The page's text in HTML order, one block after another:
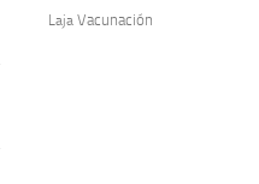
Laja Vacunación